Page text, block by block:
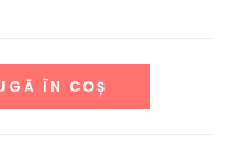
ÎN COȘ